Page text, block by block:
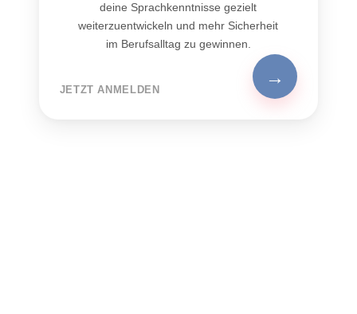
deine Sprachkenntnisse gezielt
weiterzuentwickeln und mehr Sicherheit
im Berufsalltag zu gewinnen.
JETZT ANMELDEN
→